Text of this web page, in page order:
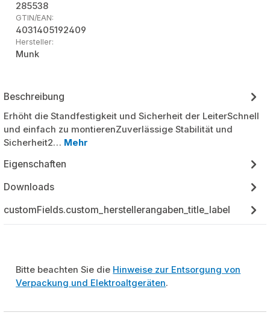
285538
GTIN/EAN:
4031405192409
Hersteller:
Munk
Beschreibung
Erhöht die Standfestigkeit und Sicherheit der LeiterSchnell
und einfach zu montierenZuverlässige Stabilität und
Sicherheit2… Mehr
Eigenschaften
Downloads
customFields.custom_herstellerangaben_title_label
Bitte beachten Sie die Hinweise zur Entsorgung von
Verpackung und Elektroaltgeräten.